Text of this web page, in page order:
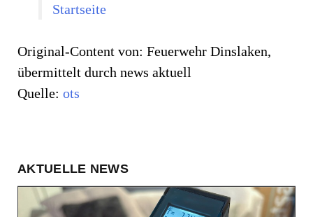
Startseite
Original-Content von: Feuerwehr Dinslaken,
übermittelt durch news aktuell
Quelle: ots
AKTUELLE NEWS